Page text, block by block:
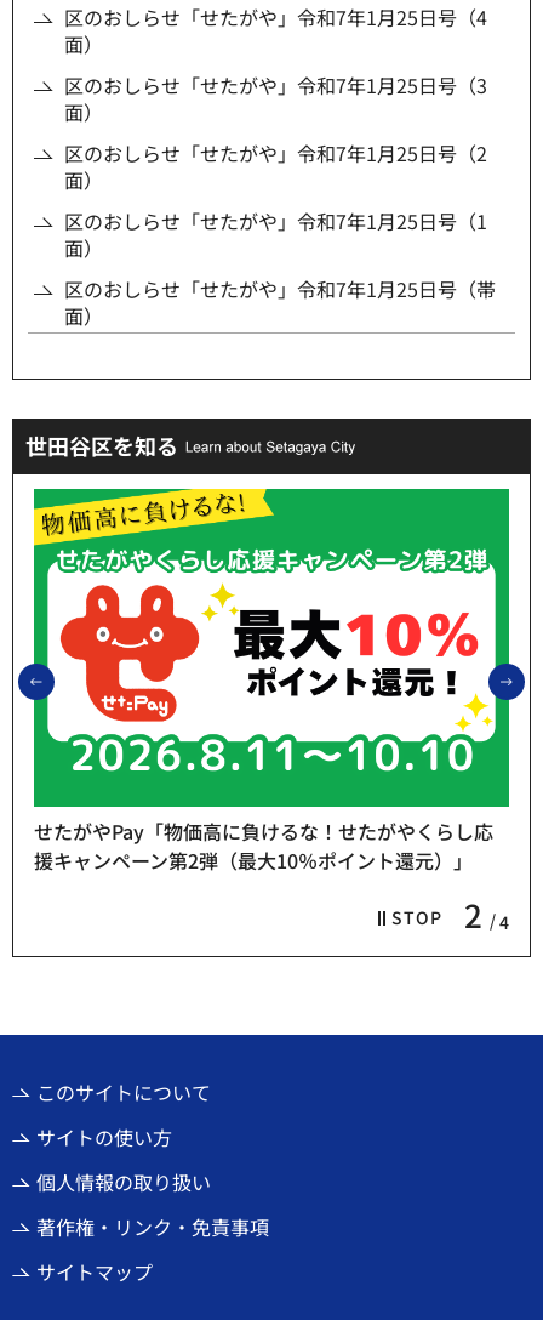
区のおしらせ「せたがや」令和7年1月25日号（4
面）
区のおしらせ「せたがや」令和7年1月25日号（3
面）
区のおしらせ「せたがや」令和7年1月25日号（2
面）
区のおしらせ「せたがや」令和7年1月25日号（1
面）
区のおしらせ「せたがや」令和7年1月25日号（帯
面）
世田谷区を知る
前のスライドを表示
STOP 2 4
せたがやPay「物価高に負けるな！せたがやくらし応
援キャンペーン第2弾（最大10％ポイント還元）」
このサイトについて
サイトの使い方
個人情報の取り扱い
著作権・リンク・免責事項
サイトマップ